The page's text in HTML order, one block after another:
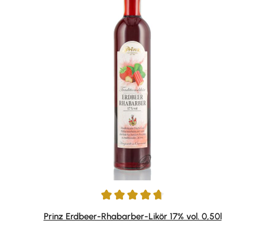
Durchschnittliche Bewertung von 4.86 von 5 Sternen
Prinz Erdbeer-Rhabarber-Likör 17% vol. 0,50l